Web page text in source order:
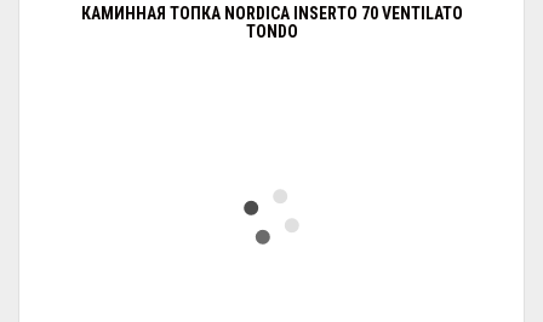
КАМИННАЯ ТОПКА NORDICA INSERTO 70 VENTILATO
TONDO